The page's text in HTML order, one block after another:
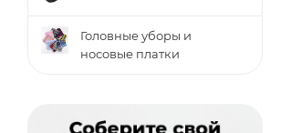
Головные уборы и
носовые платки